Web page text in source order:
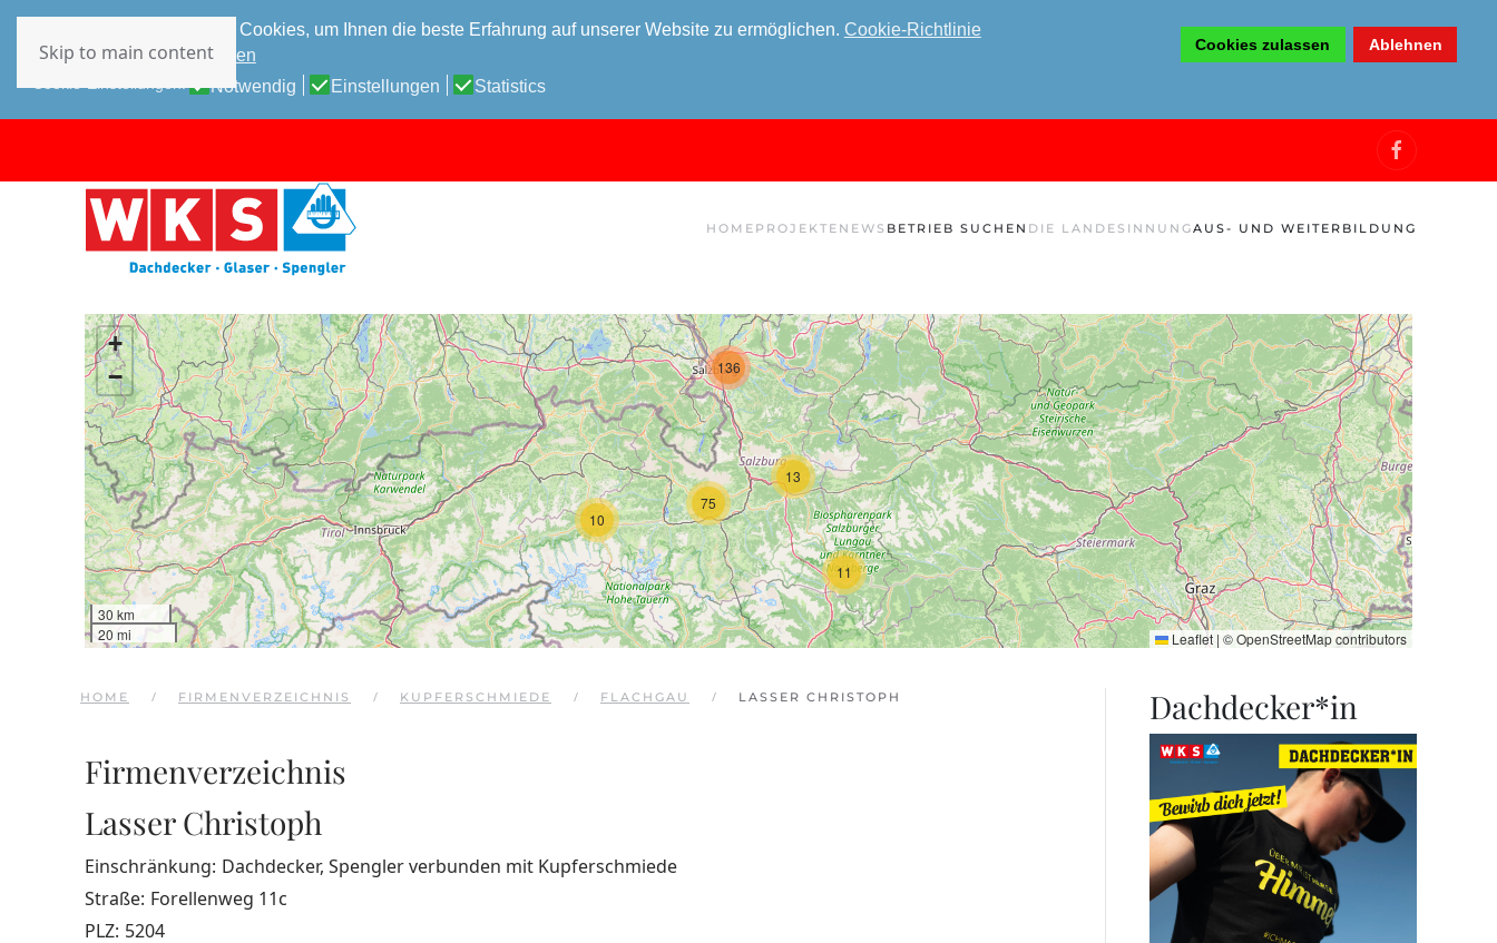
Diese Website verwendet Cookies, um Ihnen die beste Erfahrung auf unserer Website zu ermöglichen. Cookie-Richtlinie
Datenschutz-Bestimmungen
Cookies zulassen Ablehnen
Notwendig Einstellungen Statistics
Skip to main content
HOME PROJEKTE NEWS BETRIEB SUCHEN DIE LANDESINNUNGAUS- UND WEITERBILDUNG
10
11
13
75
136
+
−
30 km
20 mi
Leaflet | ©OpenStreetMapcontributors
HOME FIRMENVERZEICHNIS KUPFERSCHMIEDE FLACHGAU LASSER CHRISTOPH
Firmenverzeichnis
Lasser Christoph
Einschränkung: Dachdecker, Spengler verbunden mit Kupferschmiede
Straße: Forellenweg 11c
PLZ: 5204
Dachdecker*in